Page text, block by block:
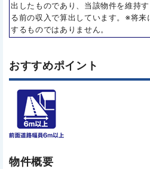
出したものであり、当該物件を維持
る前の収入で算出しています。※将
するものではありません。
おすすめポイント
物件概要